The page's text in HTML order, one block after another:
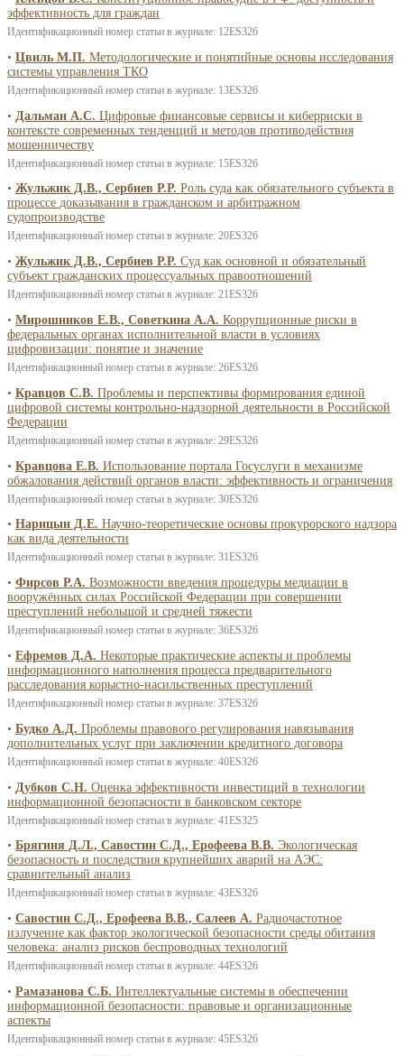
эффективность для граждан
Идентификационный номер статьи в журнале: 12ES326
• Цвиль М.П. Методологические и понятийные основы исследования
системы управления ТКО
Идентификационный номер статьи в журнале: 13ES326
• Дальман А.С. Цифровые финансовые сервисы и киберриски в
контексте современных тенденций и методов противодействия
мошенничеству
Идентификационный номер статьи в журнале: 15ES326
• Жульжик Д.В., Сербиев Р.Р. Роль суда как обязательного субъекта в
процессе доказывания в гражданском и арбитражном
судопроизводстве
Идентификационный номер статьи в журнале: 20ES326
• Жульжик Д.В., Сербиев Р.Р. Суд как основной и обязательный
субъект гражданских процессуальных правоотношений
Идентификационный номер статьи в журнале: 21ES326
• Мирошников Е.В., Советкина А.А. Коррупционные риски в
федеральных органах исполнительной власти в условиях
цифровизации: понятие и значение
Идентификационный номер статьи в журнале: 26ES326
• Кравцов С.В. Проблемы и перспективы формирования единой
цифровой системы контрольно-надзорной деятельности в Российской
Федерации
Идентификационный номер статьи в журнале: 29ES326
• Кравцова Е.В. Использование портала Госуслуги в механизме
обжалования действий органов власти: эффективность и ограничения
Идентификационный номер статьи в журнале: 30ES326
• Нарицын Д.Е. Научно-теоретические основы прокурорского надзора
как вида деятельности
Идентификационный номер статьи в журнале: 31ES326
• Фирсов Р.А. Возможности введения процедуры медиации в
вооружённых силах Российской Федерации при совершении
преступлений небольшой и средней тяжести
Идентификационный номер статьи в журнале: 36ES326
• Ефремов Д.А. Некоторые практические аспекты и проблемы
информационного наполнения процесса предварительного
расследования корыстно-насильственных преступлений
Идентификационный номер статьи в журнале: 37ES326
• Будко А.Д. Проблемы правового регулирования навязывания
дополнительных услуг при заключении кредитного договора
Идентификационный номер статьи в журнале: 40ES326
• Дубков С.Н. Оценка эффективности инвестиций в технологии
информационной безопасности в банковском секторе
Идентификационный номер статьи в журнале: 41ES325
• Брягиня Д.Л., Савостин С.Д., Ерофеева В.В. Экологическая
безопасность и последствия крупнейших аварий на АЭС:
сравнительный анализ
Идентификационный номер статьи в журнале: 43ES326
• Савостин С.Д., Ерофеева В.В., Салеев А. Радиочастотное
излучение как фактор экологической безопасности среды обитания
человека: анализ рисков беспроводных технологий
Идентификационный номер статьи в журнале: 44ES326
• Рамазанова С.Б. Интеллектуальные системы в обеспечении
информационной безопасности: правовые и организационные
аспекты
Идентификационный номер статьи в журнале: 45ES326